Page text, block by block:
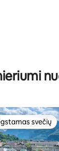
svečių
svečių